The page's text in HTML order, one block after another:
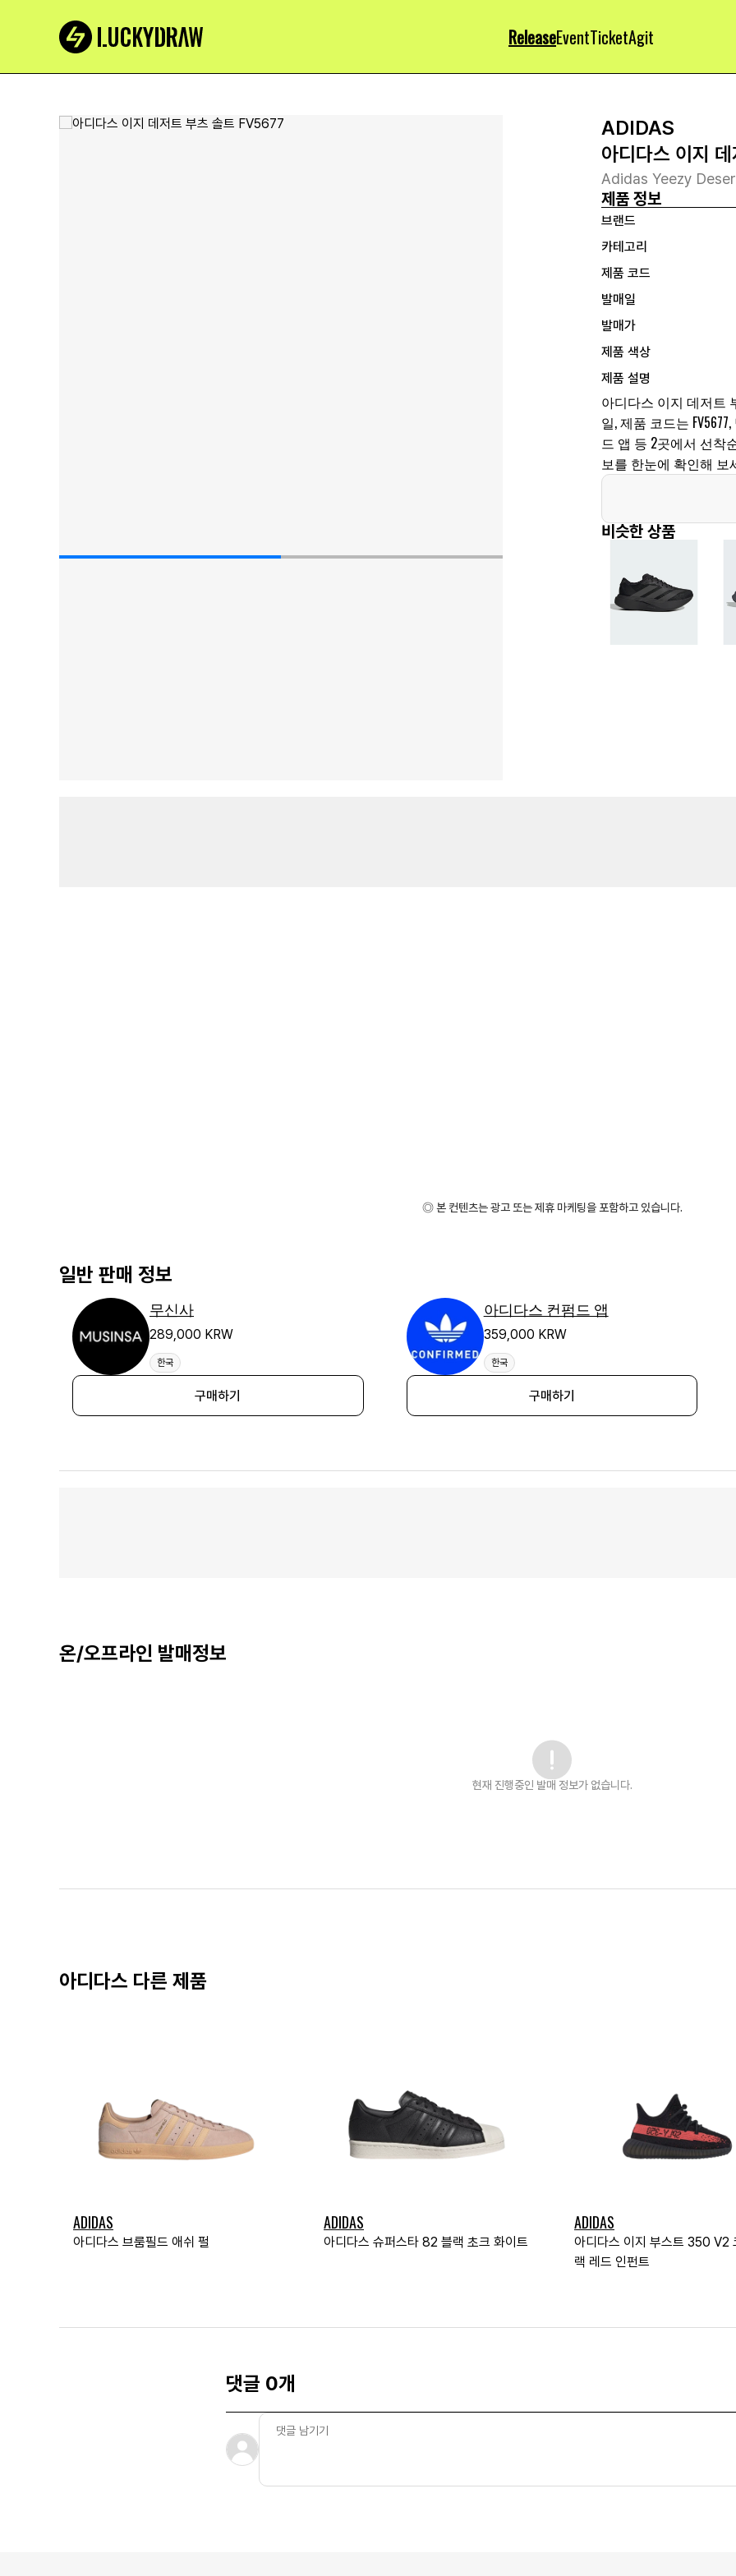
ReleaseEventTicketAgit
ADIDAS
아디다스 이지
Adidas Yeezy
제품 정보
브랜드
카테고리
제품 코드
발매일
발매가
제품 색상
제품 설명
아디다스 이지 데저트
일, 제품 코드는
드 앱 등 2곳에서 선착
보를 한눈에 확인해 보
비슷한 상품
◎ 본 컨텐츠는 광고 또는 제휴 마케팅을 포함하고 있습니다.
일반 판매 정보
무신사
289,000 KRW
한국
구매하기
아디다스 컨펌드 앱
359,000 KRW
한국
구매하기
온/오프라인 발매정보
현재 진행중인 발매 정보가 없습니다.
아디다스 다른 제품
ADIDAS
아디다스 브룸필드 애쉬 펄
ADIDAS
아디다스 슈퍼스타 82 블랙 초크 화이트
ADIDAS
아디다스 이지 부스트 350 V2
랙 레드 인펀트
댓글 0개